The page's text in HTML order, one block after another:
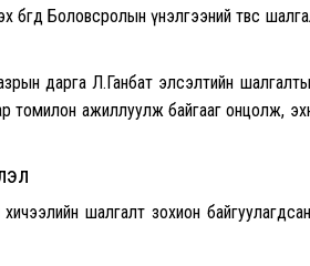
Боловсролын үнэлгээний төвөөс
дарга Л.Ганбат элсэлтийн
томилон ажиллуулж байгааг онцолж,
шалгалт зохион байгуулагдсан